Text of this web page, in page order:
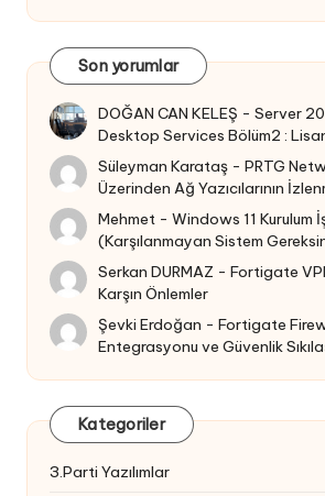
Son yorumlar
DOĞAN CAN KELEŞ -Server
Desktop Services Bölüm2 :
Süleyman Karataş -PRTG
Üzerinden Ağ Yazıcılarının
Mehmet -Windows 11 Kurulum
(Karşılanmayan Sistem
Serkan DURMAZ -Fortigate
Karşın Önlemler
Şevki Erdoğan -Fortigate
Entegrasyonu ve Güvenlik
Kategoriler
3.Parti Yazılımlar